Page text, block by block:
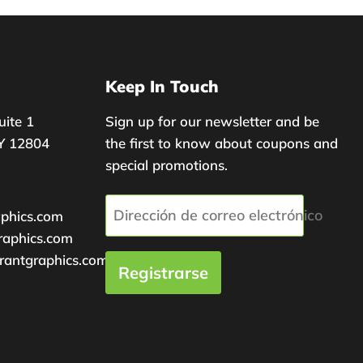
1
12804
Keep In Touch
Sign up for our newsletter and be
the first to know about coupons and
special promotions.
Dirección de correo electrónico
Registrarse